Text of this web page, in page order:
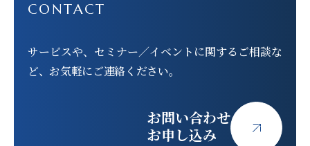
CONTACT
サービスや、セミナー／イベントに関する ご相談な
ど、お気軽にご連絡ください。
お問い合わせ
お申し込み